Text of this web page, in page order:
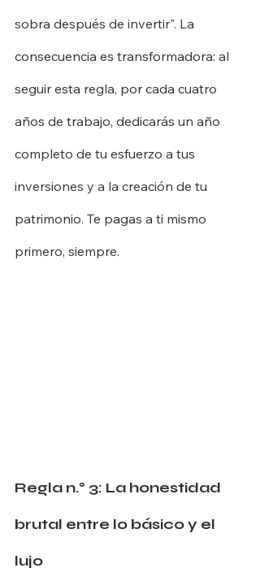
sobra después de invertir". La
consecuencia es transformadora: al
seguir esta regla, por cada cuatro
años de trabajo, dedicarás un año
completo de tu esfuerzo a tus
inversiones y a la creación de tu
patrimonio. Te pagas a ti mismo
primero, siempre.
Regla n.° 3: La honestidad
brutal entre lo básico y el
lujo